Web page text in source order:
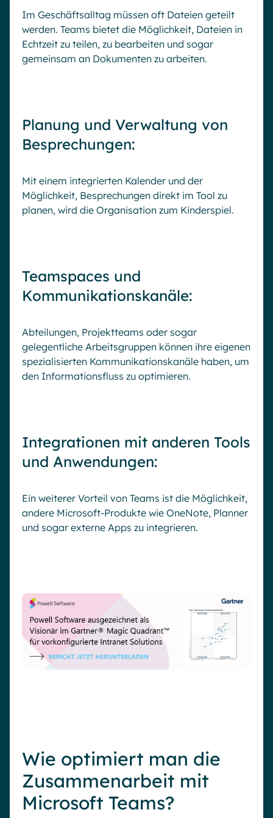
Im Geschäftsalltag müssen oft Dateien geteilt
werden. Teams bietet die Möglichkeit, Dateien in
Echtzeit zu teilen, zu bearbeiten und sogar
gemeinsam an Dokumenten zu arbeiten.
Planung und Verwaltung von
Besprechungen:
Mit einem integrierten Kalender und der
Möglichkeit, Besprechungen direkt im Tool zu
planen, wird die Organisation zum Kinderspiel.
Teamspaces und
Kommunikationskanäle:
Abteilungen, Projektteams oder sogar
gelegentliche Arbeitsgruppen können ihre eigenen
spezialisierten Kommunikationskanäle haben, um
den Informationsfluss zu optimieren.
Integrationen mit anderen Tools
und Anwendungen:
Ein weiterer Vorteil von Teams ist die Möglichkeit,
andere Microsoft-Produkte wie OneNote, Planner
und sogar externe Apps zu integrieren.
Wie optimiert man die
Zusammenarbeit mit
Microsoft Teams?